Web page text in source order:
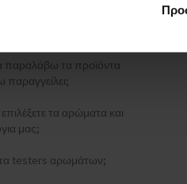
παραλάβω τα προϊόντα
παραγγείλει;
επιλέξετε τα αρώματα και
μας;
τα testers αρωμάτων;